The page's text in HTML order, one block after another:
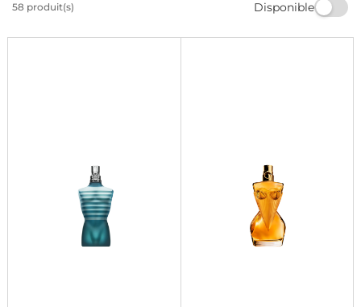
vous envoûter par ses délicates notes. Commandez
58 produit(s) Disponible